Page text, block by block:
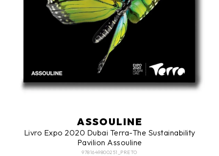
ASSOULINE
Livro Expo 2020 Dubai Terra-The Sustainability
Pavilion Assouline
9781649800251_PRETO